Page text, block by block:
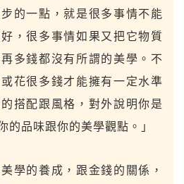
的一點，就是很多事情不能
，很多事情如果又把它物質
多錢都沒有所謂的美學。不
花很多錢才能擁有一定水準
搭配跟風格，對外說明你是
的品味跟你的美學觀點。」
學的養成，跟金錢的關係，